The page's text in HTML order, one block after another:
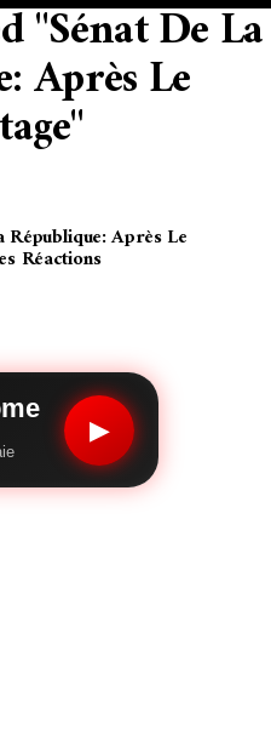
"Sénat De La
Après Le
République: Après Le
Réactions
▶